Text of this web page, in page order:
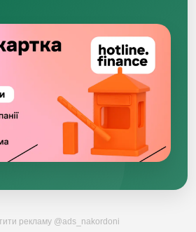
рекламу @ads_nakordoni